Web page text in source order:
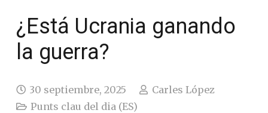
¿Está Ucrania ganando
la guerra?
30 septiembre, 2025
Carles López
Punts clau del dia (ES)